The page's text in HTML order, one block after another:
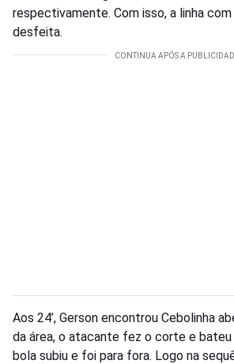
respectivamente. Com isso, a linha
desfeita.
Aos 24’, Gerson encontrou Cebolinha
da área, o atacante fez o corte e bateu
bola subiu e foi para fora. Logo na